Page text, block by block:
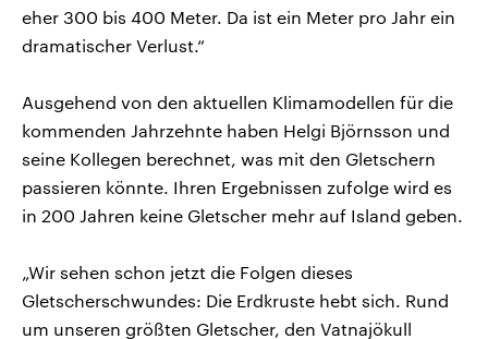
eher 300 bis 400 Meter. Da ist ein Meter pro Jahr ein
dramatischer Verlust.“
Ausgehend von den aktuellen Klimamodellen für die
kommenden Jahrzehnte haben Helgi Björnsson und
seine Kollegen berechnet, was mit den Gletschern
passieren könnte. Ihren Ergebnissen zufolge wird es
in 200 Jahren keine Gletscher mehr auf Island geben.
„Wir sehen schon jetzt die Folgen dieses
Gletscherschwundes: Die Erdkruste hebt sich. Rund
um unseren größten Gletscher, den Vatnajökull